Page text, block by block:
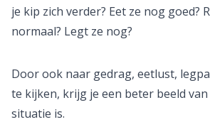
je kip zich verder? Eet ze nog goed?
normaal? Legt ze nog?
Door ook naar gedrag, eetlust,
te kijken, krijg je een beter beeld
situatie is.